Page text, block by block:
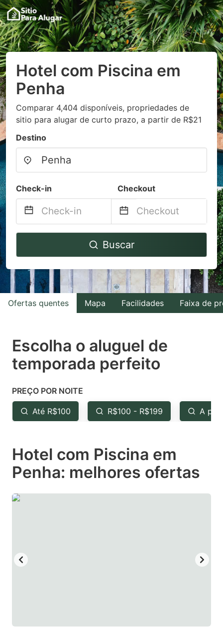
Hotel com Piscina em
Penha
Comparar 4,404 disponíveis, propriedades de
sitio para alugar de curto prazo, a partir de R$21
Destino
Check-in Checkout
Navigate
to
interact
with
the
select
a
Press
the
question
key
to
Navigate
to
interact
with
the
select
a
the
question
key
to
Buscar
Ofertas quentes Mapa Facilidades Faixa de
Escolha o aluguel de
temporada perfeito
PREÇO POR NOITE
Até R$100 R$100 - R$199 A
Hotel com Piscina em
Penha: melhores ofertas